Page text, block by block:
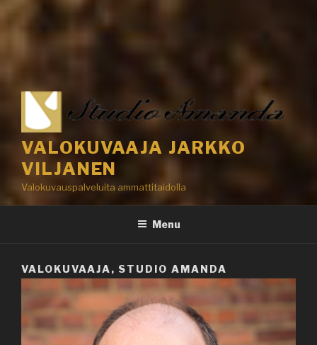
VALOKUVAAJA JARKKO
VILJANEN
Valokuvauspalveluita ammattitaidolla
Menu
VALOKUVAAJA, STUDIO AMANDA